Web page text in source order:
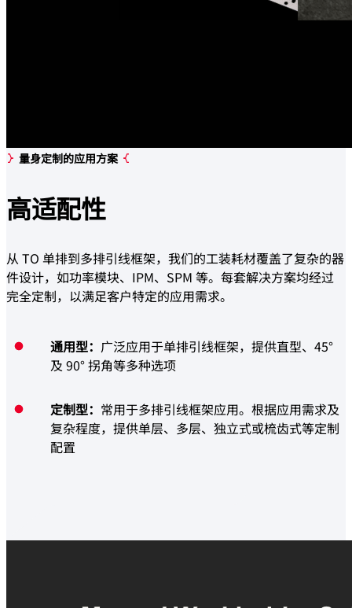
量身定制的应用方案
高适配性
从 TO 单排到多排引线框架，我们的工装耗材覆盖了复杂的器
件设计，如功率模块、IPM、SPM 等。每套解决方案均经过
完全定制，以满足客户特定的应用需求。
通用型： 广泛应用于单排引线框架，提供直型、45°
及 90° 拐角等多种选项
定制型： 常用于多排引线框架应用。根据应用需求及
复杂程度，提供单层、多层、独立式或梳齿式等定制
配置